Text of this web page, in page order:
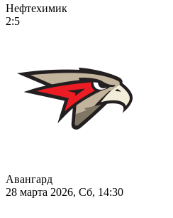
Нефтехимик
2:5
Авангард
28 марта 2026, Сб, 14:30